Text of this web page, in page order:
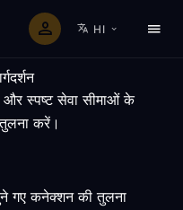
HI
और स्पष्ट सेवा सीमाओं के
करें।
गए कनेक्शन की तुलना